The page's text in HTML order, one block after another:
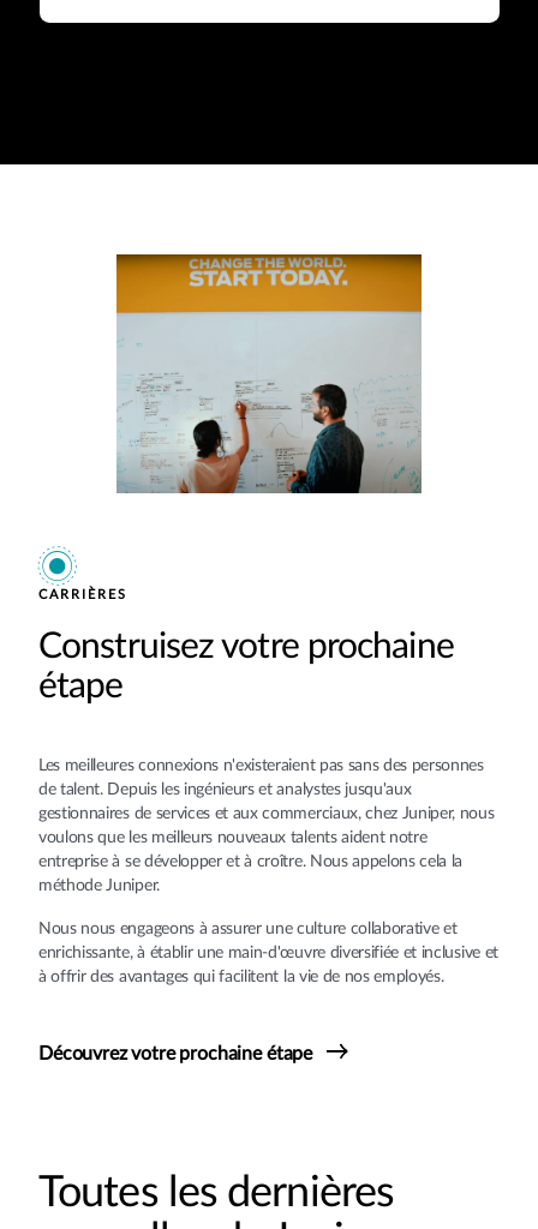
CARRIÈRES
Construisez votre prochaine
étape
Les meilleures connexions n'existeraient pas sans des personnes
de talent. Depuis les ingénieurs et analystes jusqu'aux
gestionnaires de services et aux commerciaux, chez Juniper, nous
voulons que les meilleurs nouveaux talents aident notre
entreprise à se développer et à croître. Nous appelons cela la
méthode Juniper.
Nous nous engageons à assurer une culture collaborative et
enrichissante, à établir une main-d'œuvre diversifiée et inclusive et
à offrir des avantages qui facilitent la vie de nos employés.
Découvrez votre prochaine étape
Toutes les dernières